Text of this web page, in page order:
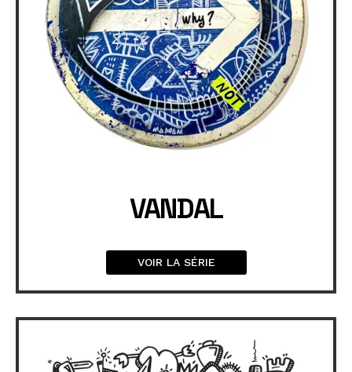
VANDAL
VOIR LA SÉRIE